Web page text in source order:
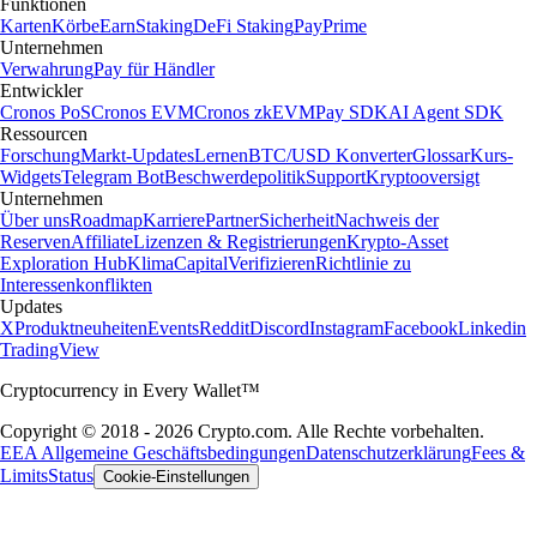
Funktionen
KartenKörbeEarnStakingDeFi StakingPayPrime
Unternehmen
VerwahrungPay für Händler
Entwickler
Cronos PoSCronos EVMCronos zkEVMPay SDKAI Agent SDK
Ressourcen
ForschungMarkt-UpdatesLernenBTC/USD KonverterGlossarKurs-
WidgetsTelegram BotBeschwerdepolitikSupportKryptooversigt
Unternehmen
Über unsRoadmapKarrierePartnerSicherheitNachweis der
ReservenAffiliateLizenzen & RegistrierungenKrypto-Asset
Exploration HubKlimaCapitalVerifizierenRichtlinie zu
Interessenkonflikten
Updates
XProduktneuheitenEventsRedditDiscordInstagramFacebookLinkedin
TradingView
Cryptocurrency in Every Wallet™
Copyright © 2018 - 2026 Crypto.com. Alle Rechte vorbehalten.
EEA Allgemeine GeschäftsbedingungenDatenschutzerklärungFees &
LimitsStatus Cookie-Einstellungen